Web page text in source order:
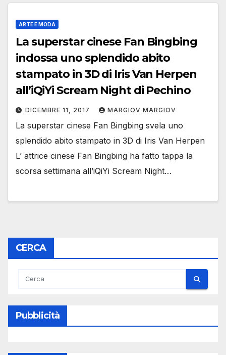
ARTE E MODA
La superstar cinese Fan Bingbing
indossa uno splendido abito
stampato in 3D di Iris Van Herpen
all’iQiYi Scream Night di Pechino
DICEMBRE 11, 2017 MARGIOV MARGIOV
La superstar cinese Fan Bingbing svela uno
splendido abito stampato in 3D di Iris Van Herpen
L’ attrice cinese Fan Bingbing ha fatto tappa la
scorsa settimana all’iQiYi Scream Night…
CERCA
Pubblicità